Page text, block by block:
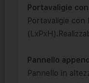
Portavaligie
Portavaligie con
Pannello
Pannello in